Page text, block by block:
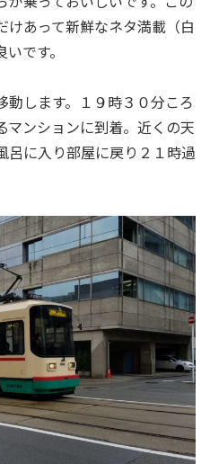
けあって新鮮なネタ満載（白
です。
します。１９時３０分ころ
マンションに到着。近くの天
呂に入り部屋に戻り２１時過